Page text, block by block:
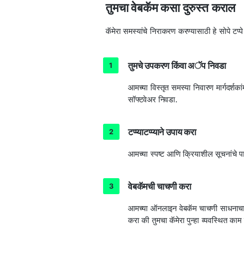
तुमचा वेबकॅम कसा दुरुस्त कराल
कॅमेरा समस्यांचे निराकरण करण्यासाठी हे सोपे टप्पे
तुमचे उपकरण किंवा अॅप निवडा
आमच्या विस्तृत समस्या निवारण
सॉफ्टवेअर निवडा.
टप्प्याटप्प्याने उपाय करा
आमच्या स्पष्ट आणि क्रियाशील सूचनांचे
वेबकॅमची चाचणी करा
आमच्या ऑनलाइन वेबकॅम चाचणी
करा की तुमचा कॅमेरा पुन्हा व्यवस्थित